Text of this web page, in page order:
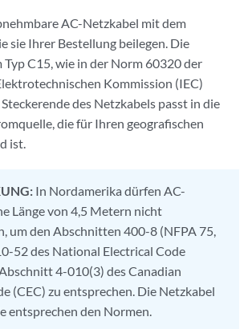
AC-Netzkabel mit dem
sie Ihrer Bestellung beilegen. Die
C15, wie in der Norm 60320 der
Kommission (IEC)
des Netzkabels passt in die
die für Ihren geografischen
ist.
In Nordamerika dürfen AC-
Länge von 4,5 Metern nicht
um den Abschnitten 400-8 (NFPA 75,
52 des National Electrical Code
4-010(3) des Canadian
(CEC) zu entsprechen. Die Netzkabel
entsprechen den Normen.